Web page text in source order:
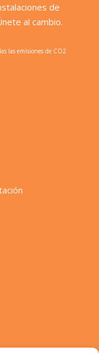
de
al cambio.
las emisiones de CO2